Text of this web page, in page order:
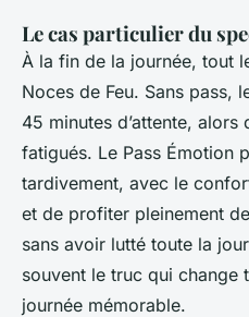
Le cas particulier du
À la fin de la journée, tout
Noces de Feu. Sans pass,
45 minutes d’attente,
fatigués. Le Pass Émotion
tardivement, avec le
et de profiter pleinement
sans avoir lutté toute la
souvent le truc qui change
journée mémorable.